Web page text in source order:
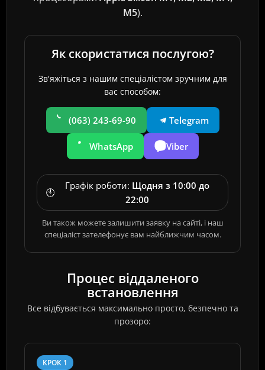
M5).
Як скористатися послугою?
Зв'яжіться з нашим спеціалістом зручним для
вас способом:
(063) 243-69-90 Telegram
WhatsApp Viber
🕙
Графік роботи: Щодня з 10:00 до
22:00
Ви також можете залишити заявку на сайті, і наш
спеціаліст зателефонує вам найближчим часом.
Процес віддаленого
встановлення
Все відбувається максимально просто, безпечно та
прозоро:
КРОК 1